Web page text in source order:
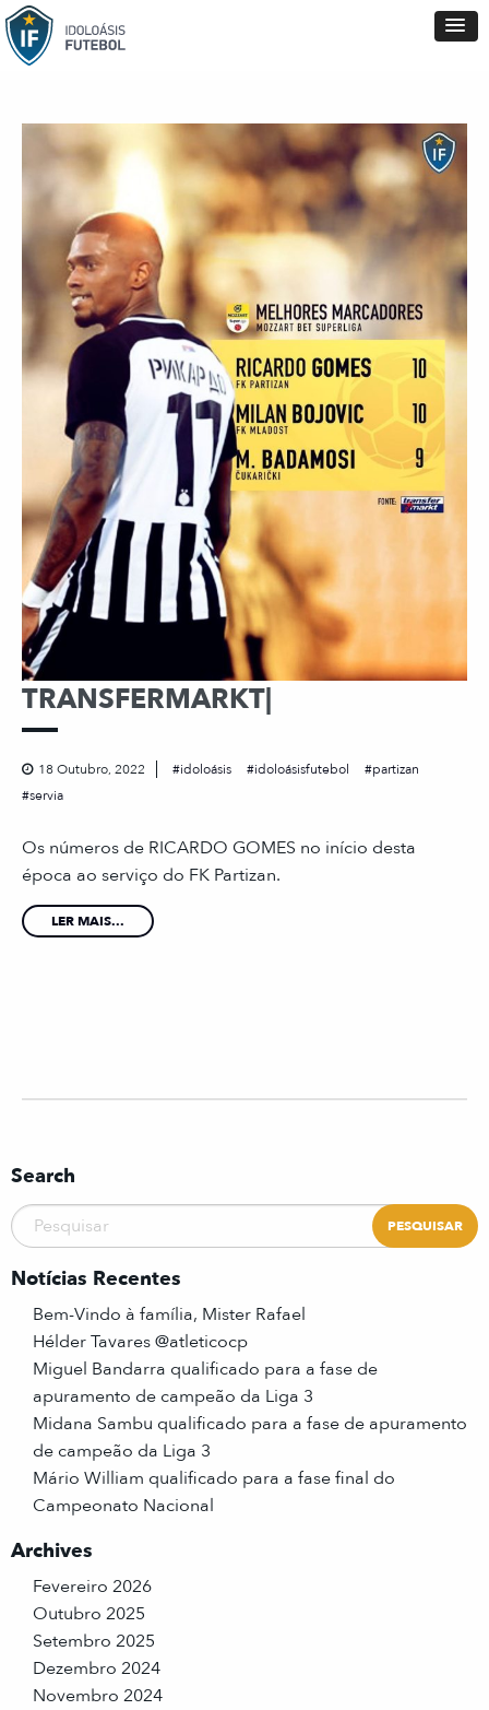
TRANSFERMARKT|
18 Outubro, 2022 idoloásis idoloásisfutebol
partizan
servia
Os números de RICARDO GOMES no início desta
época ao serviço do FK Partizan.
LER MAIS...
Search
Notícias Recentes
Bem-Vindo à família, Mister Rafael
Hélder Tavares @atleticocp
Miguel Bandarra qualificado para a fase de
apuramento de campeão da Liga 3
Midana Sambu qualificado para a fase de apuramento
de campeão da Liga 3
Mário William qualificado para a fase final do
Campeonato Nacional
Archives
Fevereiro 2026
Outubro 2025
Setembro 2025
Dezembro 2024
Novembro 2024